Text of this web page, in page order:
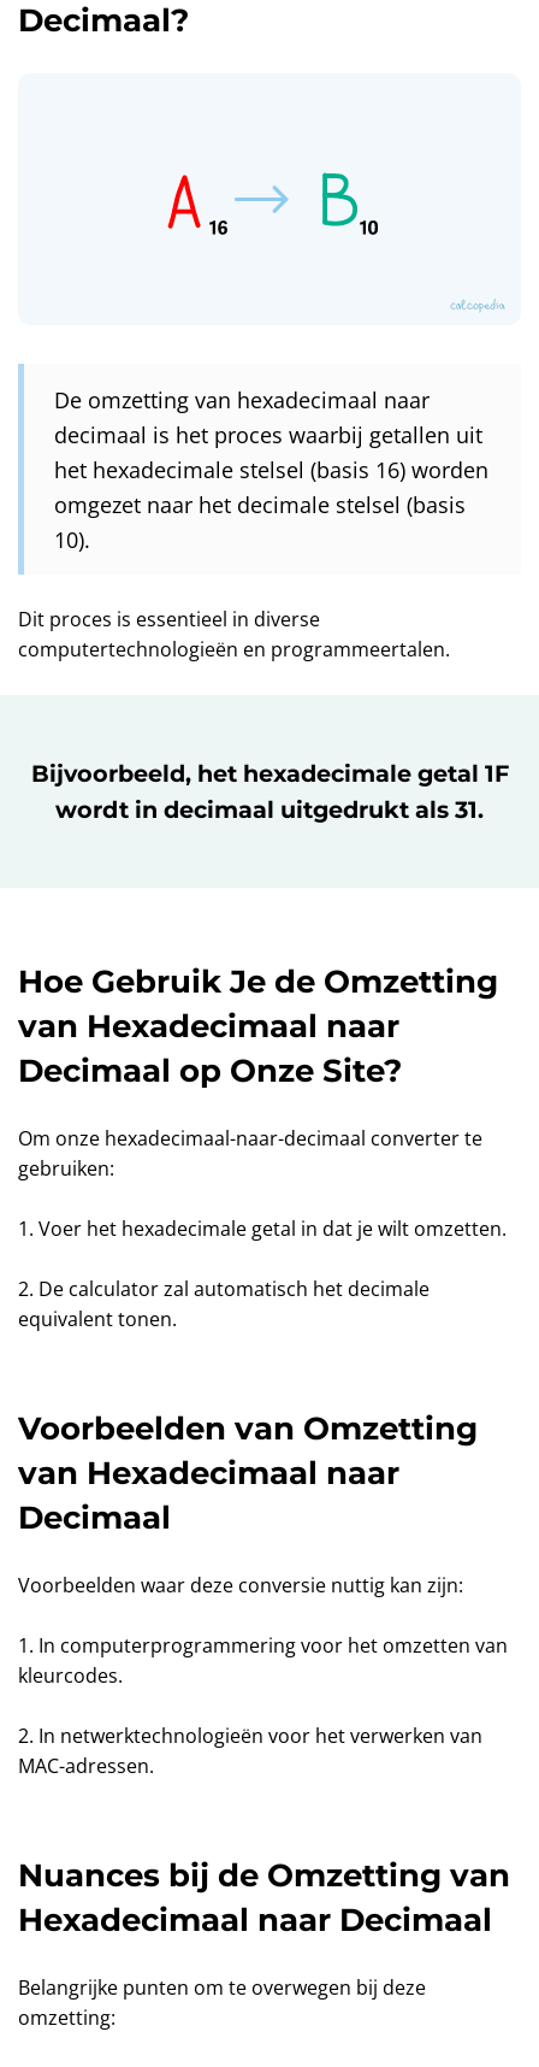
Decimaal?
De omzetting van hexadecimaal naar
decimaal is het proces waarbij getallen uit
het hexadecimale stelsel (basis 16) worden
omgezet naar het decimale stelsel (basis
10).
Dit proces is essentieel in diverse
computertechnologieën en programmeertalen.
Bijvoorbeeld, het hexadecimale getal 1F
wordt in decimaal uitgedrukt als 31.
Hoe Gebruik Je de Omzetting
van Hexadecimaal naar
Decimaal op Onze Site?
Om onze hexadecimaal-naar-decimaal converter te
gebruiken:
1. Voer het hexadecimale getal in dat je wilt omzetten.
2. De calculator zal automatisch het decimale
equivalent tonen.
Voorbeelden van Omzetting
van Hexadecimaal naar
Decimaal
Voorbeelden waar deze conversie nuttig kan zijn:
1. In computerprogrammering voor het omzetten van
kleurcodes.
2. In netwerktechnologieën voor het verwerken van
MAC-adressen.
Nuances bij de Omzetting van
Hexadecimaal naar Decimaal
Belangrijke punten om te overwegen bij deze
omzetting: